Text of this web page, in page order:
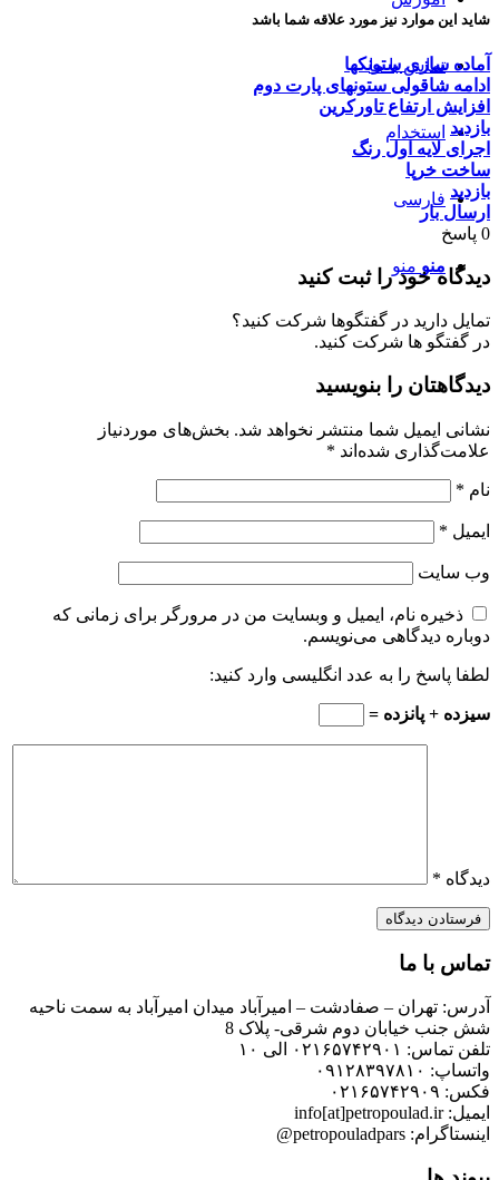
تماس با ما
استخدام
فارسی
منو منو
شاید این موارد نیز مورد علاقه شما باشد
آماده سازی ستونکها
ادامه شاقولی ستونهای پارت دوم
افزایش ارتفاع تاورکرین
بازدید
اجرای لایه اول رنگ
ساخت خرپا
بازدید
ارسال بار
0 پاسخ
دیدگاه خود را ثبت کنید
تمایل دارید در گفتگوها شرکت کنید؟
در گفتگو ها شرکت کنید.
دیدگاهتان را بنویسید
نشانی ایمیل شما منتشر نخواهد شد. بخش‌های موردنیاز
علامت‌گذاری شده‌اند *
نام *
ایمیل *
وب‌ سایت
ذخیره نام، ایمیل و وبسایت من در مرورگر برای زمانی که
دوباره دیدگاهی می‌نویسم.
لطفا پاسخ را به عدد انگلیسی وارد کنید:
سیزده + پانزده =
دیدگاه *
تماس با ما
آدرس: تهران – صفادشت – امیرآباد میدان امیرآباد به سمت ناحیه
شش جنب خیابان دوم شرقی- پلاک 8
تلفن تماس: ۰۲۱۶۵۷۴۲۹۰۱ الی ۱۰
واتساپ: ۰۹۱۲۸۳۹۷۸۱۰
فکس: ۰۲۱۶۵۷۴۲۹۰۹
ایمیل: info[at]petropoulad.ir
اینستاگرام: petropouladpars@